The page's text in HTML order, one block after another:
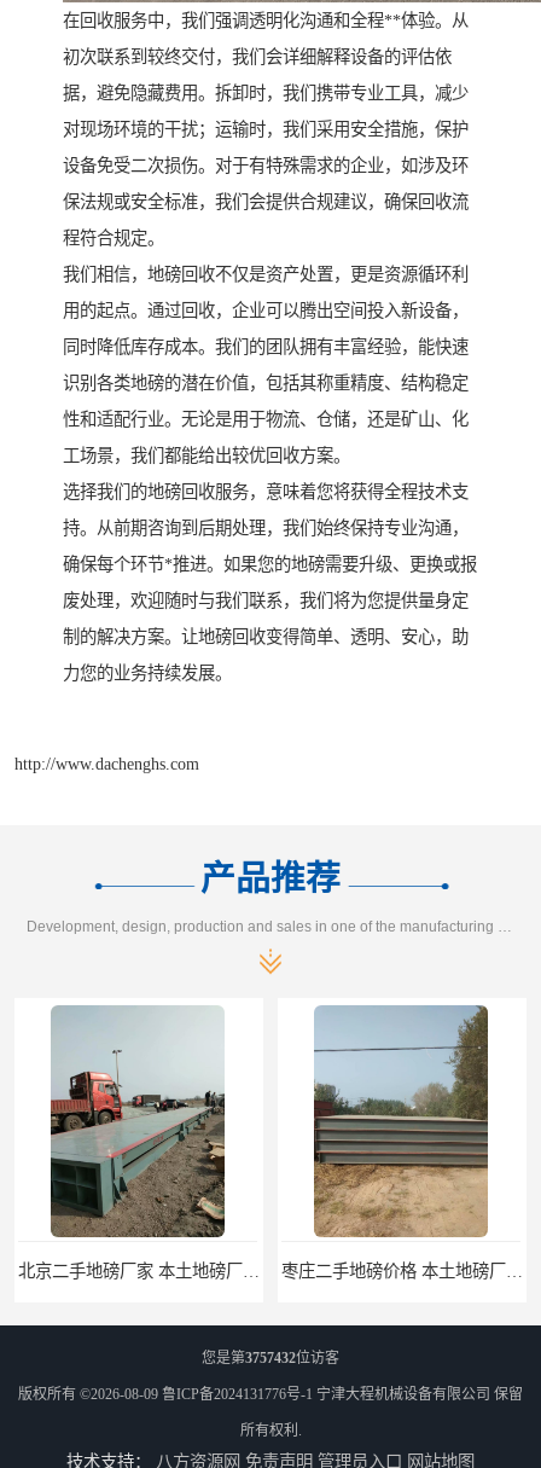
在回收服务中，我们强调透明化沟通和全程**体验。从
初次联系到较终交付，我们会详细解释设备的评估依
据，避免隐藏费用。拆卸时，我们携带专业工具，减少
对现场环境的干扰；运输时，我们采用安全措施，保护
设备免受二次损伤。对于有特殊需求的企业，如涉及环
保法规或安全标准，我们会提供合规建议，确保回收流
程符合规定。
我们相信，地磅回收不仅是资产处置，更是资源循环利
用的起点。通过回收，企业可以腾出空间投入新设备，
同时降低库存成本。我们的团队拥有丰富经验，能快速
识别各类地磅的潜在价值，包括其称重精度、结构稳定
性和适配行业。无论是用于物流、仓储，还是矿山、化
工场景，我们都能给出较优回收方案。
选择我们的地磅回收服务，意味着您将获得全程技术支
持。从前期咨询到后期处理，我们始终保持专业沟通，
确保每个环节*推进。如果您的地磅需要升级、更换或报
废处理，欢迎随时与我们联系，我们将为您提供量身定
制的解决方案。让地磅回收变得简单、透明、安心，助
力您的业务持续发展。
http://www.dachenghs.com
产品推荐
您是第3757432位访客
版权所有 ©2026-08-09 鲁ICP备2024131776号-1 宁津大程机械设备有限公司 保留
所有权利.
技术支持： 八方资源网 免责声明 管理员入口 网站地图